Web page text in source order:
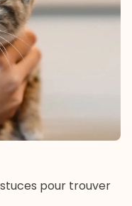
pour trouver